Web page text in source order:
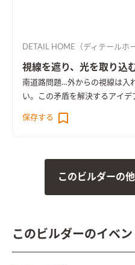
DETAIL HOME（ディテールホ
視線を遮り、光を取り込
南道路問題…外からの視線は入
い。この矛盾を解決するアイデ
保存する
このビルダーの
このビルダーのイベ